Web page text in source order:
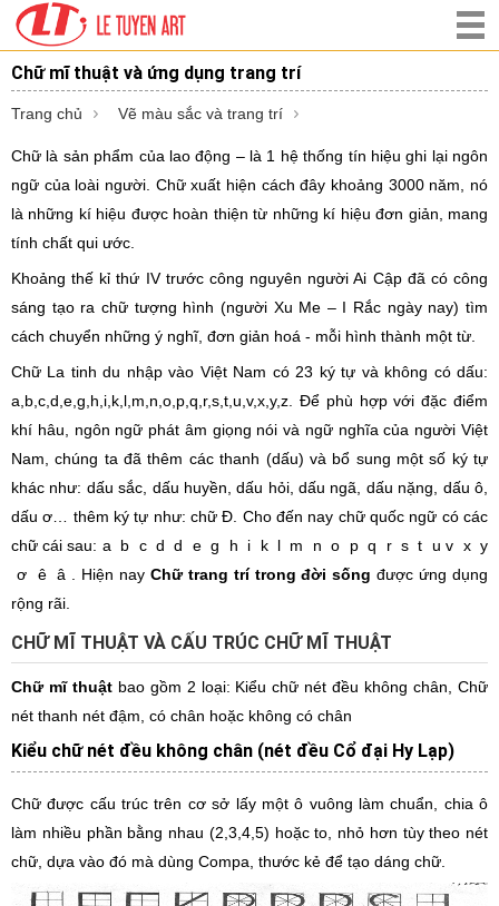
Chữ mĩ thuật và ứng dụng trang trí
Trang chủ Vẽ màu sắc và trang trí
Chữ là sản phẩm của lao động – là 1 hệ thống tín hiệu ghi lại ngôn
ngữ của loài người. Chữ xuất hiện cách đây khoảng 3000 năm, nó
là những kí hiệu được hoàn thiện từ những kí hiệu đơn giản, mang
tính chất qui ước.
Khoảng thế kỉ thứ IV trước công nguyên người Ai Cập đã có công
sáng tạo ra chữ tượng hình (người Xu Me – I Rắc ngày nay) tìm
cách chuyển những ý nghĩ, đơn giản hoá - mỗi hình thành một từ.
Chữ La tinh du nhập vào Việt Nam có 23 ký tự và không có dấu:
a,b,c,d,e,g,h,i,k,l,m,n,o,p,q,r,s,t,u,v,x,y,z. Để phù hợp với đặc điểm
khí hâu, ngôn ngữ phát âm giọng nói và ngữ nghĩa của người Việt
Nam, chúng ta đã thêm các thanh (dấu) và bổ sung một số ký tự
khác như: dấu sắc, dấu huyền, dấu hỏi, dấu ngã, dấu nặng, dấu ô,
dấu ơ… thêm ký tự như: chữ Đ. Cho đến nay chữ quốc ngữ có các
chữ cái sau: a b c d d e g h i k l m n o p q r s t u v x y
ơ ê â . Hiện nay Chữ trang trí trong đời sống được ứng dụng
rộng rãi.
CHỮ MĨ THUẬT VÀ CẤU TRÚC CHỮ MĨ THUẬT
Chữ mĩ thuậtbao gồm 2 loại: Kiểu chữ nét đều không chân, Chữ
nét thanh nét đậm, có chân hoặc không có chân
Kiểu chữ nét đều không chân (nét đều Cổ đại Hy Lạp)
Chữ được cấu trúc trên cơ sở lấy một ô vuông làm chuẩn, chia ô
làm nhiều phần bằng nhau (2,3,4,5) hoặc to, nhỏ hơn tùy theo nét
chữ, dựa vào đó mà dùng Compa, thước kẻ để tạo dáng chữ.